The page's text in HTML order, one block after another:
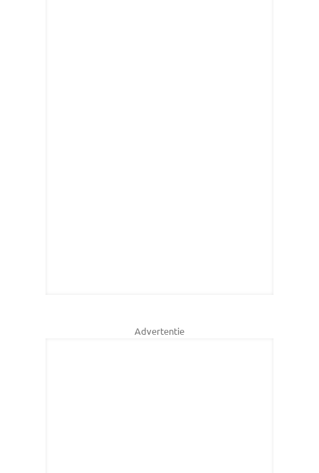
Advertentie